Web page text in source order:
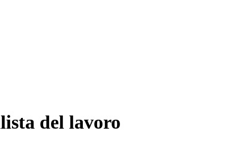
del lavoro